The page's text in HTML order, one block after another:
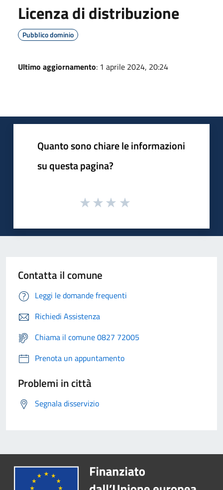
Licenza di distribuzione
Pubblico dominio
Ultimo aggiornamento: 1 aprile 2024, 20:24
Quanto sono chiare le informazioni
su questa pagina?
Contatta il comune
Leggi le domande frequenti
Richiedi Assistenza
Chiama il comune 0827 72005
Prenota un appuntamento
Problemi in città
Segnala disservizio